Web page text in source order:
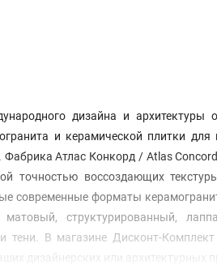
дизайна и архитектуры
и керамической плитки для
Атлас Конкорд / Atlas
точностью воссоздающих
современные форматы
структурированный,
тени. В магазине Дисконт-
дизайнерских или архитектурных